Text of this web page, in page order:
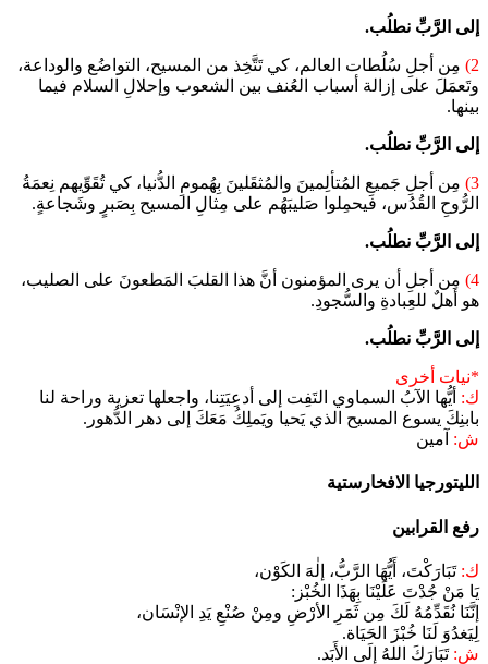
إلى الرَّبِّ نطلُب.
2)
مِن أجلِ سُلُطات العالم، كي تَتَّخِذ من المسيح، التواضُع والوداعة،
وتَعمَلَ على إزالة أسباب العُنف بين الشعوب وإحلالِ السلام فيما
بينها.
إلى الرَّبِّ نطلُب.
3) مِن أجلِ جَميعِ المُتألِمينَ والمُثقَلينَ بِهُمومِ الدُّنيا، كي تُقَوِّيهم نِعمَةُ
الرُّوحِ القُدُس، فيحمِلوا صَليبَهُم على مِثالِ المسيح بِصَبرٍ وشَجاعةٍ.
إلى الرَّبِّ نطلُب.
4) مِن أجلِ أن يرى المؤمنون أنَّ هذا القلبَ المَطعونَ على الصليب،
هو أهلٌ للعِبادةِ والسُّجودِ.
إلى الرَّبِّ نطلُب.
*نيات أخرى
ك: أيُّها الآبُ السماوي التَفِت إلى أدعِيَتِنا، واجعلها تعزية وراحة لنا
بابنِكَ يسوع المسيح الذي يَحيا ويَملِكُ مَعَكَ إلى دهر الدُّهور.
ش: آمين
الليتورجيا الافخارستية​
رفع القرابين
ك: تَبَارَكْتَ، أَيُّهَا الرَّبُّ، إلٰهَ الكَوْن،
يَا مَنْ جُدْتَ عَلَيْنَا بِهَذَا الخُبْز:
إنَّنَا نُقَدِّمُهُ لَكَ مِن ثَمَرِ الأرْضِ ومِنْ صُنْعِ يَدِ الإنْسَان،
لِيَغدُوَ لَنَا خُبْزَ الحَيَاة.
ش: تَبَارَكَ اللهُ إلَى الأَبَد.